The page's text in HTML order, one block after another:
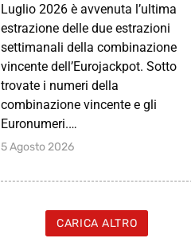
Luglio 2026 è avvenuta l’ultima
estrazione delle due estrazioni
settimanali della combinazione
vincente dell’Eurojackpot. Sotto
trovate i numeri della
combinazione vincente e gli
Euronumeri.…
5 Agosto 2026
CARICA ALTRO